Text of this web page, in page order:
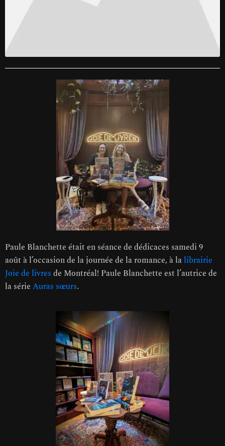
Paule Blanchette était en séance de dédicaces samedi 9
août à l’occasion de la journée de la romance, à lalibrairie
Joie de livres de Montréal! Paule Blanchette est l’autrice de
la série Auras sœurs.